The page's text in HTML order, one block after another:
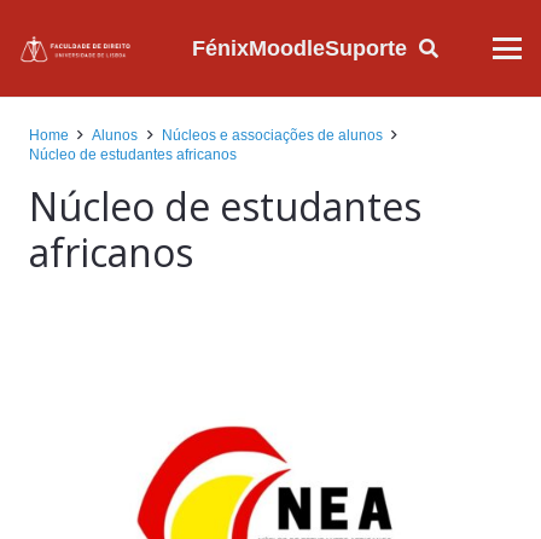
FénixMoodleSuporte
Home Alunos
Núcleos e associações de alunos
Núcleo de estudantes africanos
Núcleo de estudantes
africanos